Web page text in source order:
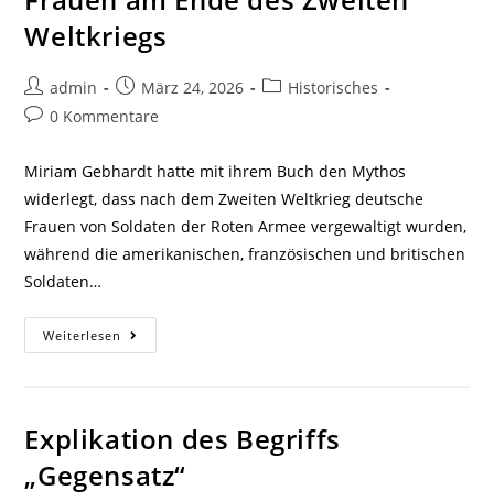
Weltkriegs
Beitrags-
Autor:
admin
Beitrag
veröffentlicht:
März 24, 2026
Beitrags-
Historisches
Beitrags-
0 Kommentare
Miriam Gebhardt hatte mit ihrem Buch den Mythos
widerlegt, dass nach dem Zweiten Weltkrieg deutsche
Frauen von Soldaten der Roten Armee vergewaltigt wurden,
während die amerikanischen, französischen und britischen
Soldaten…
Weiterlesen Zitate,
Bemerkungen
(2015):
Als
Soldaten
Kamen.
Explikation des Begriffs
„Gegensatz“